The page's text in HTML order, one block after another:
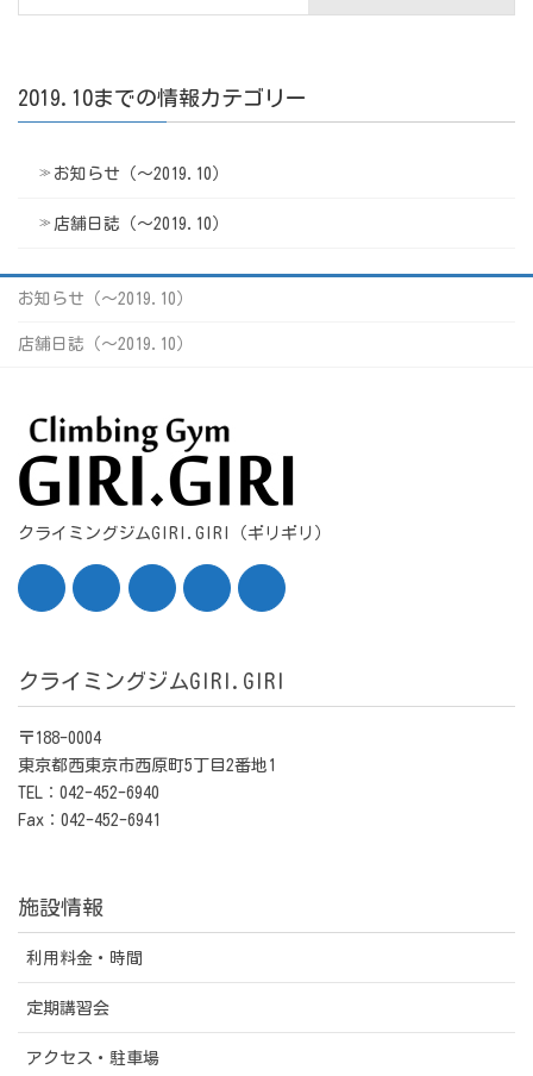
2019.10までの情報カテゴリー
お知らせ（〜2019.10）
店舗日誌（〜2019.10）
お知らせ（〜2019.10）
店舗日誌（〜2019.10）
クライミングジムGIRI.GIRI（ギリギリ）
クライミングジムGIRI.GIRI
〒188-0004
東京都西東京市西原町5丁目2番地1
TEL：042-452-6940
Fax：042-452-6941
施設情報
利用料金・時間
定期講習会
アクセス・駐車場